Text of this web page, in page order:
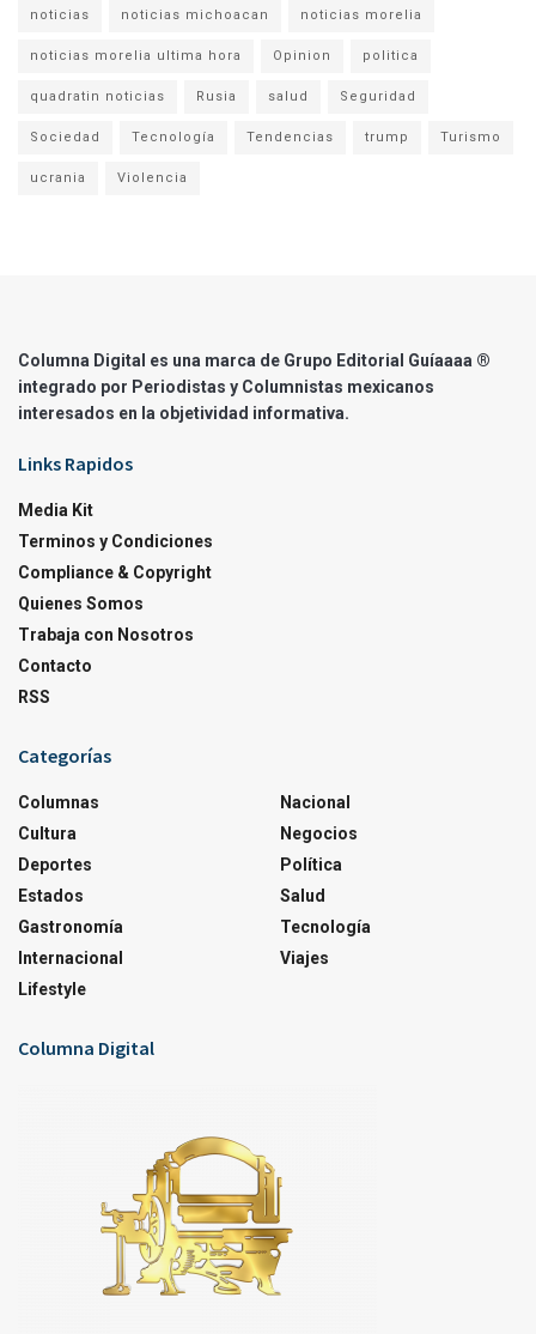
noticias noticias michoacan noticias morelia
noticias morelia ultima hora Opinion politica
quadratin noticias Rusia salud Seguridad
Sociedad Tecnología Tendencias trump Turismo
ucrania Violencia
Columna Digital es una marca de Grupo Editorial Guíaaaa ®
integrado por Periodistas y Columnistas mexicanos
interesados en la objetividad informativa.
Links Rapidos
Media Kit
Terminos y Condiciones
Compliance & Copyright
Quienes Somos
Trabaja con Nosotros
Contacto
RSS
Categorías
Columnas
Cultura
Deportes
Estados
Gastronomía
Internacional
Lifestyle
Nacional
Negocios
Política
Salud
Tecnología
Viajes
Columna Digital